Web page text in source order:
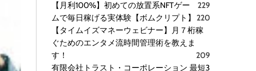
229
【月利100%】初めての放置系NFTゲー
ムで毎日稼げる実体験【ボムクリプト】
220
【タイムイズマネーウェビナー】月７桁稼
ぐためのエンタメ流時間管理術を教えま
す！
209
有限会社トラスト・コーポレーション 最短3